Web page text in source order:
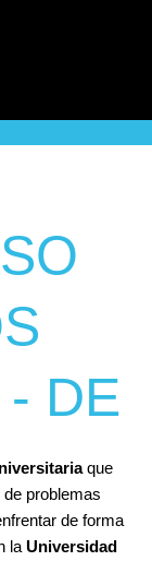
DE
que
problemas
de forma
la Universidad